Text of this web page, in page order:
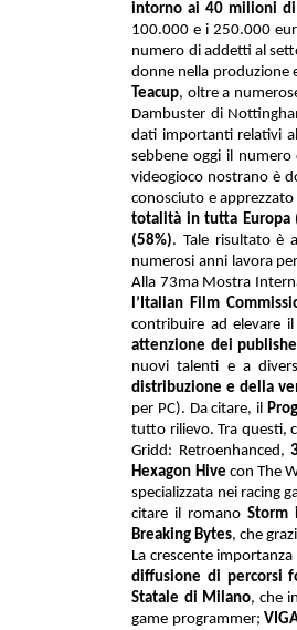
intorno ai 40 milioni
100.000 e i 250.000
numero di addetti al
donne nella produzione
Teacup, oltre a
Dambuster di
dati importanti relativi
sebbene oggi il
videogioco nostrano è
conosciuto e apprezzato
totalità in tutta Europa
(58%). Tale risultato è
numerosi anni lavora
Alla 73ma Mostra
l’Italian Film
contribuire ad elevare
attenzione dei
nuovi talenti e a
distribuzione e della
per PC). Da citare, il
tutto rilievo. Tra questi,
Gridd: Retroenhanced,
Hexagon Hive con The
specializzata nei racing
citare il romano Storm
Breaking Bytes, che
La crescente
diffusione di percorsi
Statale di Milano, che
game programmer;